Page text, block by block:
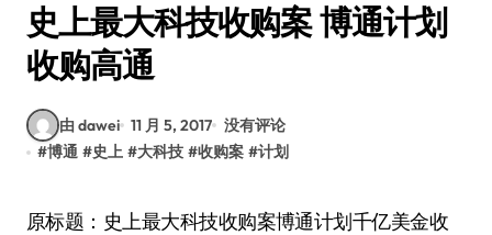
史上最大科技收购案 博通计划
收购高通
由 dawei 11 月 5, 2017 没有评论
#博通 #史上 #大科技 #收购案 #计划
原标题：史上最大科技收购案博通计划千亿美金收